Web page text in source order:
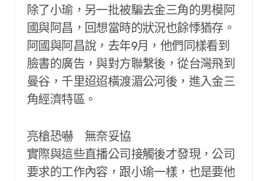
除了小瑜，另一批被騙去金三角的男模阿
國與阿昌，回想當時的狀況也餘悸猶存。
阿國與阿昌說，去年9月，他們同樣看到
臉書的廣告，與對方聯繫後，從台灣飛到
曼谷，千里迢迢橫渡湄公河後，進入金三
角經濟特區。
亮槍恐嚇 無奈妥協
實際與這些直播公司接觸後才發現，公司
要求的工作內容，跟小瑜一樣，也是要他